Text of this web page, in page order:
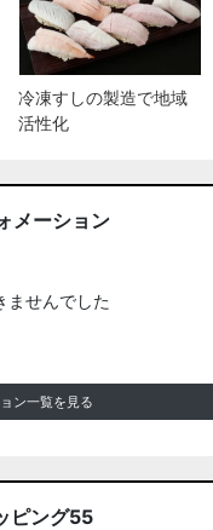
冷凍すしの製造で地域
活性化
メーション
ませんでした
ン一覧を見る
ピング55